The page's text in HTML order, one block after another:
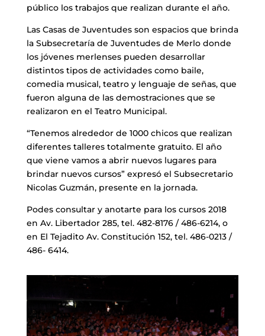
público los trabajos que realizan durante el año.
Las Casas de Juventudes son espacios que brinda
la Subsecretaría de Juventudes de Merlo donde
los jóvenes merlenses pueden desarrollar
distintos tipos de actividades como baile,
comedia musical, teatro y lenguaje de señas, que
fueron alguna de las demostraciones que se
realizaron en el Teatro Municipal.
“Tenemos alrededor de 1000 chicos que realizan
diferentes talleres totalmente gratuito. El año
que viene vamos a abrir nuevos lugares para
brindar nuevos cursos” expresó el Subsecretario
Nicolas Guzmán, presente en la jornada.
Podes consultar y anotarte para los cursos 2018
en Av. Libertador 285, tel. 482-8176 / 486-6214, o
en El Tejadito Av. Constitución 152, tel. 486-0213 /
486- 6414.